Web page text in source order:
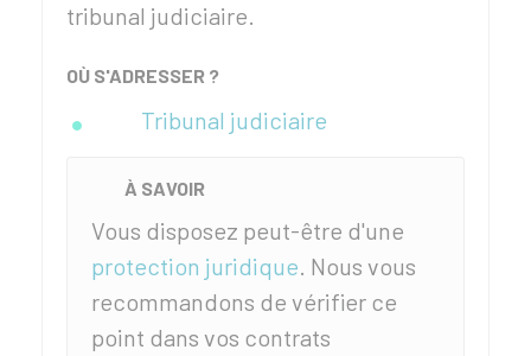
tribunal judiciaire.
OÙ S'ADRESSER ?
Tribunal judiciaire
À SAVOIR
Vous disposez peut-être d'une
protection juridique. Nous vous
recommandons de vérifier ce
point dans vos contrats